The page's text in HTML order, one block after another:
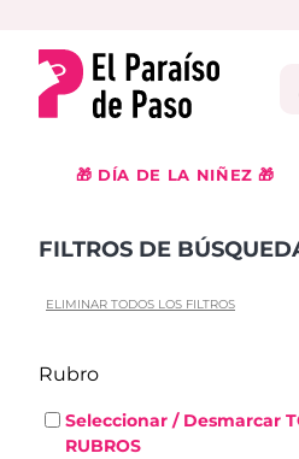
🎁 DÍA DE LA NIÑEZ 🎁
FILTROS DE
ELIMINAR TODOS LOS FILTROS
Rubro
Seleccionar / Desmarcar
RUBROS